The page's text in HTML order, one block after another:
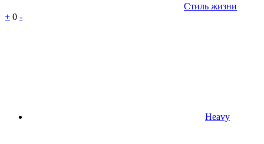
Стиль жизни
+ 0 -
Heavy